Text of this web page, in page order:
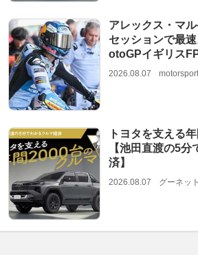
アレックス・マ
セッションで最
otoGPイギリス
2026.08.07
トヨタを支える
【池田直渡の5
済】
2026.08.07 グーネット